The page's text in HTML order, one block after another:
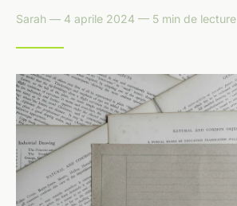
Sarah — 4 aprile 2024 — 5 min de lecture